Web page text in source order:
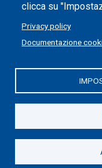
clicca su
Privacy policy
Documentazione
Politecnico di Torino |
Torino, ITALIA | P.IVA/